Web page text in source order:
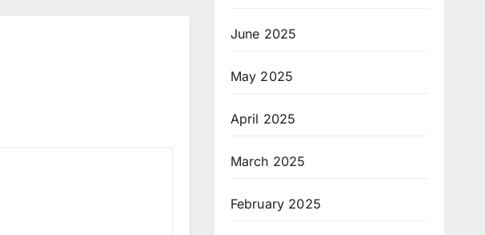
June 2025
May 2025
April 2025
March 2025
February 2025